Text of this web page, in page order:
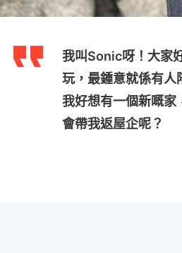
我叫Sonic呀！大家
玩，最鍾意就係有人
我好想有一個新嘅家
會帶我返屋企呢？